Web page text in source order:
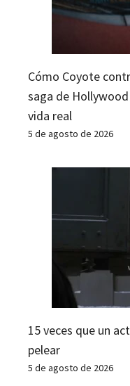
Cómo Coyote
saga de
vida real
5 de agosto de 2026
15 veces que un
pelear
5 de agosto de 2026